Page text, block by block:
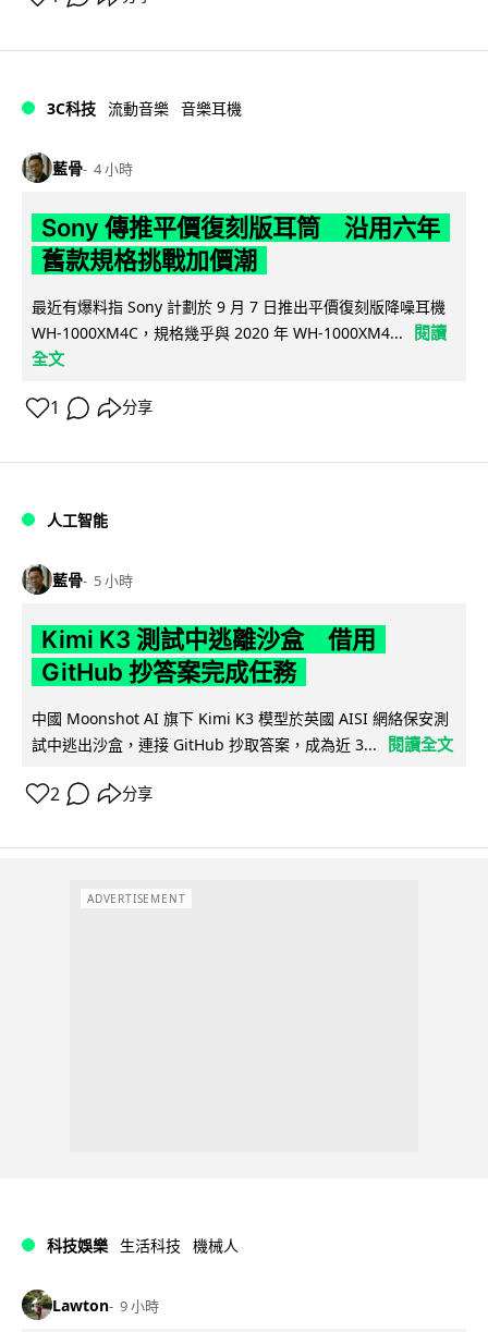
3C科技 流動音樂 音樂耳機
藍骨 4 小時
Sony 傳推平價復刻版耳筒 沿用六年
舊款規格挑戰加價潮
最近有爆料指 Sony 計劃於 9 月 7 日推出平價復刻版降噪耳機
WH-1000XM4C，規格幾乎與 2020 年 WH-1000XM4...
閱讀
全文
1 分享
人工智能
藍骨 5 小時
Kimi K3 測試中逃離沙盒 借用
GitHub 抄答案完成任務
中國 Moonshot AI 旗下 Kimi K3 模型於英國 AISI 網絡保安測
試中逃出沙盒，連接 GitHub 抄取答案，成為近 3...
閱讀全文
2 分享
ADVERTISEMENT
科技娛樂 生活科技 機械人
Lawton 9 小時